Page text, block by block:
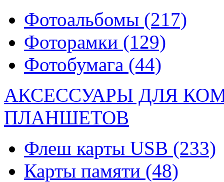
Фотоальбомы (217)
Фоторамки (129)
Фотобумага (44)
АКСЕССУАРЫ ДЛЯ
ПЛАНШЕТОВ
Флеш карты USB (233)
Карты памяти (48)